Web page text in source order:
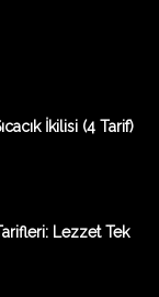
İkilisi (4 Tarif)
Lezzet Tek